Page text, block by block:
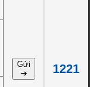
Gửi
➔
1221